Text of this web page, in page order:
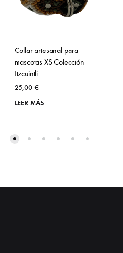
Collar artesanal para
mascotas XS Colección
Itzcuintli
25,00 €
LEER MÁS